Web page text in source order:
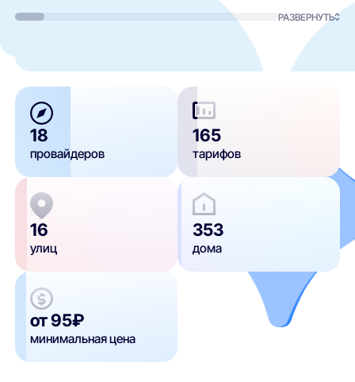
РАЗВЕРНУТЬ
18
провайдеров
165
тарифов
16
улиц
353
дома
от 95₽
минимальная цена